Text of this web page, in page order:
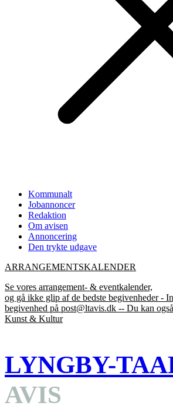
Kommunalt
Jobannoncer
Redaktion
Om avisen
Annoncering
Den trykte udgave
ARRANGEMENTSKALENDER
Se vores arrangement- & eventkalender,
og gå ikke glip af de bedste begivenheder -
begivenhed på post@ltavis.dk -- Du kan
Kunst & Kultur
LYNGBY-
AVIS